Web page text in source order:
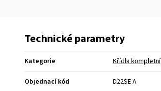
Technické parametry
Kategorie Křídla kompletní
Objednací kód D22SE A